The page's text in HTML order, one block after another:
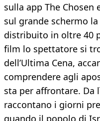
sulla app The
sul grande schermo
distribuito in oltre 40
film lo spettatore si
dell’Ultima Cena,
comprendere agli
sta per affrontare. Da
raccontano i giorni
quando il popolo di